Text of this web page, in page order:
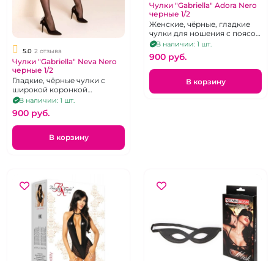
5.0 2 отзыва
Чулки "Gabriella" Neva Nero
черные 1/2
Гладкие, чёрные чулки с
широкой коронкой
предназначенные для
ношения с поясом. Р 40-44
В наличии: 1 шт.
900 pуб.
В корзину
Чулки "Gabriella" Adora Nero
черные 1/2
Женские, чёрные, гладкие
чулки для ношения с поясом
или корсетом с пажами.
Плотность 15 Den, Р.36-42
В наличии: 1 шт.
900 pуб.
В корзину